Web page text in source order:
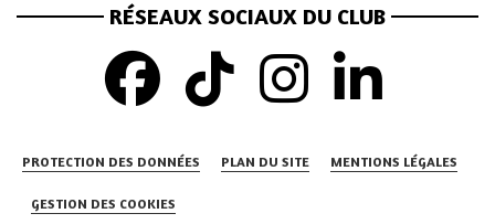
RÉSEAUX SOCIAUX DU CLUB
PROTECTION DES DONNÉES PLAN DU SITE MENTIONS LÉGALES
GESTION DES COOKIES